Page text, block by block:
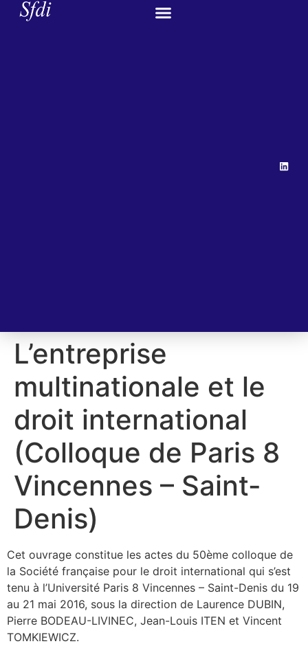
L’entreprise
multinationale et le
droit international
(Colloque de Paris 8
Vincennes – Saint-
Denis)
Cet ouvrage constitue les actes du 50ème colloque de
la Société française pour le droit international qui s’est
tenu à l’Université Paris 8 Vincennes – Saint-Denis du 19
au 21 mai 2016, sous la direction de Laurence DUBIN,
Pierre BODEAU-LIVINEC, Jean-Louis ITEN et Vincent
TOMKIEWICZ.